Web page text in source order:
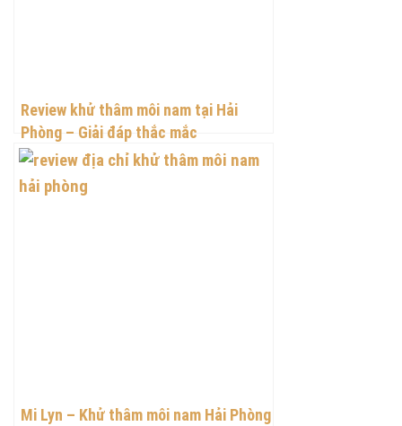
Review khử thâm môi nam tại Hải
Phòng – Giải đáp thắc mắc
Mi Lyn – Khử thâm môi nam Hải Phòng